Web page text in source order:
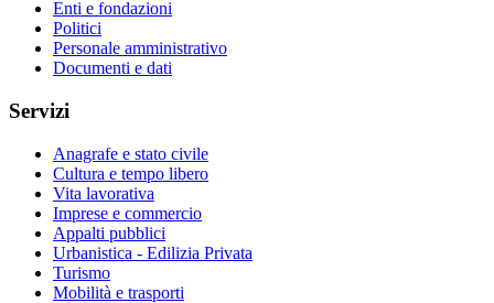
Enti e fondazioni
Politici
Personale amministrativo
Documenti e dati
Servizi
Anagrafe e stato civile
Cultura e tempo libero
Vita lavorativa
Imprese e commercio
Appalti pubblici
Urbanistica - Edilizia Privata
Turismo
Mobilità e trasporti